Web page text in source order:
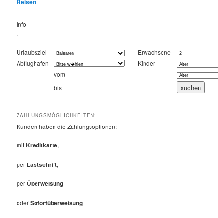
Reisen
Info
.
Urlaubsziel
Erwachsene
Abflughafen
Kinder
vom
bis
ZAHLUNGSMÖGLICHKEITEN:
Kunden haben die Zahlungsoptionen:
mitKreditkarte,
per Lastschrift,
per Überweisung
oderSofortüberweisung